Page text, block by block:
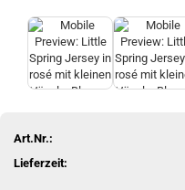
Art.Nr.:
Lieferzeit: